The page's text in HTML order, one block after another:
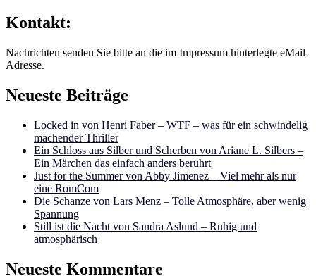
Kontakt:
Nachrichten senden Sie bitte an die im Impressum hinterlegte eMail-
Adresse.
Neueste Beiträge
Locked in von Henri Faber – WTF – was für ein schwindelig
machender Thriller
Ein Schloss aus Silber und Scherben von Ariane L. Silbers –
Ein Märchen das einfach anders berührt
Just for the Summer von Abby Jimenez – Viel mehr als nur
eine RomCom
Die Schanze von Lars Menz – Tolle Atmosphäre, aber wenig
Spannung
Still ist die Nacht von Sandra Aslund – Ruhig und
atmosphärisch
Neueste Kommentare